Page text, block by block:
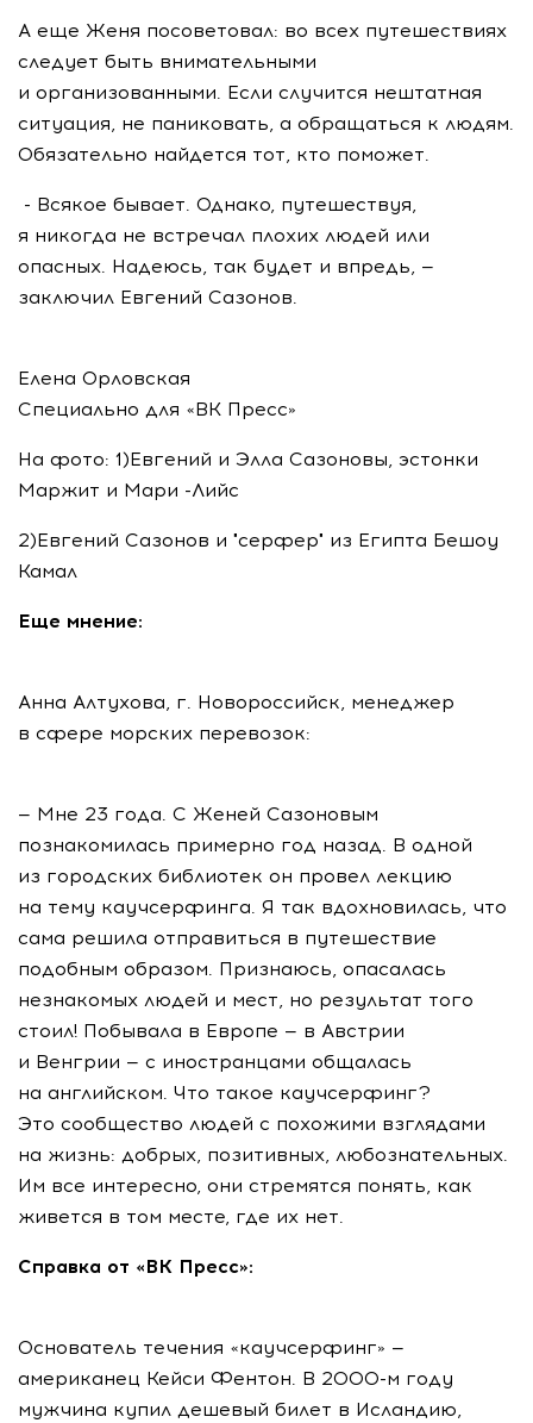
А еще Женя посоветовал: во всех путешествиях
следует быть внимательными
и организованными. Если случится нештатная
ситуация, не паниковать, а обращаться к людям.
Обязательно найдется тот, кто поможет.
- Всякое бывает. Однако, путешествуя,
я никогда не встречал плохих людей или
опасных. Надеюсь, так будет и впредь, —
заключил Евгений Сазонов.
Елена Орловская
Специально для «ВК Пресс»
На фото: 1)Евгений и Элла Сазоновы, эстонки
Маржит и Мари -Лийс
2)Евгений Сазонов и "серфер" из Египта Бешоу
Камал
Еще мнение:
Анна Алтухова, г. Новороссийск, менеджер
в сфере морских перевозок:
— Мне 23 года. С Женей Сазоновым
познакомилась примерно год назад. В одной
из городских библиотек он провел лекцию
на тему каучсерфинга. Я так вдохновилась, что
сама решила отправиться в путешествие
подобным образом. Признаюсь, опасалась
незнакомых людей и мест, но результат того
стоил! Побывала в Европе — в Австрии
и Венгрии — с иностранцами общалась
на английском. Что такое каучсерфинг?
Это сообщество людей с похожими взглядами
на жизнь: добрых, позитивных, любознательных.
Им все интересно, они стремятся понять, как
живется в том месте, где их нет.
Справка от «ВК Пресс»:
Основатель течения «каучсерфинг» —
американец Кейси Фентон. В 2000-м году
мужчина купил дешевый билет в Исландию,